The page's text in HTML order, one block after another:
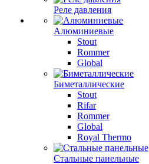
Реле давления
Алюминиевые
Stout
Rommer
Global
Биметаллические
Stout
Rifar
Rommer
Global
Royal Thermo
Стальные панельные